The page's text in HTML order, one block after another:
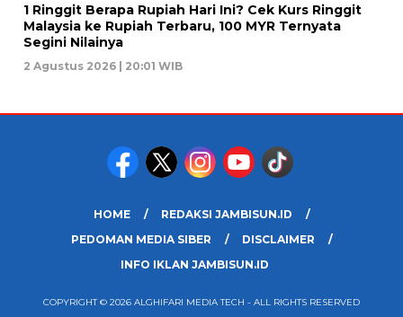
1 Ringgit Berapa Rupiah Hari Ini? Cek Kurs Ringgit
Malaysia ke Rupiah Terbaru, 100 MYR Ternyata
Segini Nilainya
2 Agustus 2026 | 20:01 WIB
HOME
REDAKSI JAMBISUN.ID
PEDOMAN MEDIA SIBER
DISCLAIMER
INFO IKLAN JAMBISUN.ID
COPYRIGHT © 2026 ALGHIFARI MEDIA TECH - ALL RIGHTS RESERVED